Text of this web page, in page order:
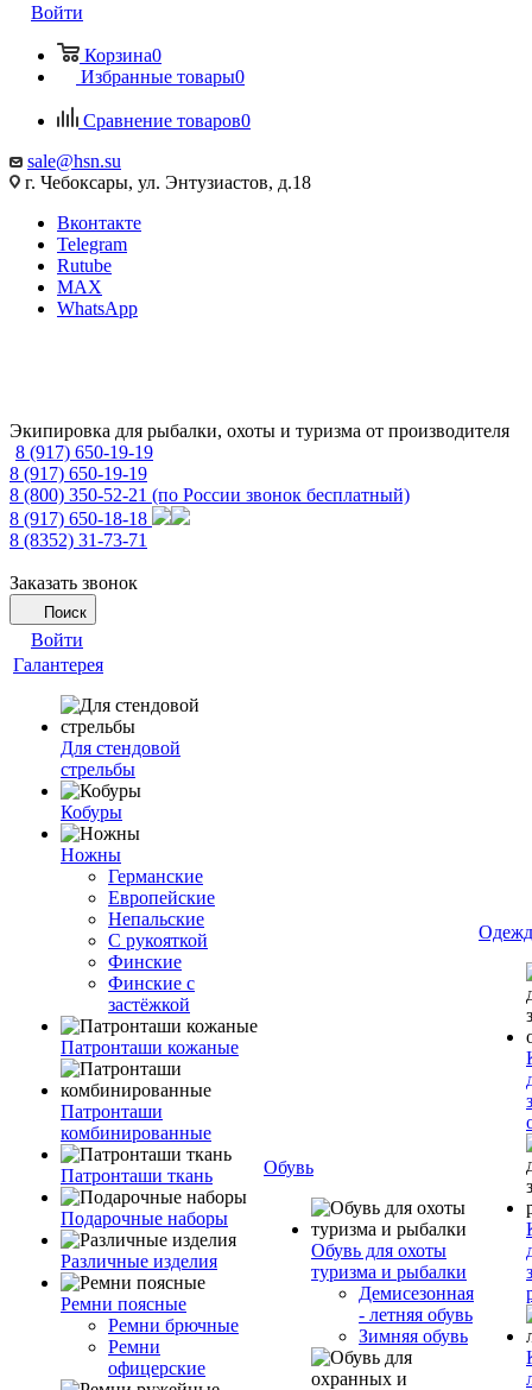
Войти
Корзина0
Избранные товары0
Сравнение товаров0
sale@hsn.su
г. Чебоксары, ул. Энтузиастов, д.18
Вконтакте
Telegram
Rutube
MAX
WhatsApp
Экипировка для рыбалки, охоты и туризма от производителя
8 (917) 650-19-19
8 (917) 650-19-19
8 (800) 350-52-21 (по России звонок бесплатный)
8 (917) 650-18-18
8 (8352) 31-73-71
Заказать звонок
Поиск
Войти
Галантерея
Для стендовой
стрельбы
Кобуры
Ножны
Германские
Европейские
Непальские
С рукояткой
Финские
Финские с
застёжкой
Патронташи кожаные
Патронташи
комбинированные
Патронташи ткань
Подарочные наборы
Различные изделия
Ремни поясные
Ремни брючные
Ремни
офицерские
Обувь
Обувь для охоты
туризма и рыбалки
Демисезонная
- летняя обувь
Зимняя обувь